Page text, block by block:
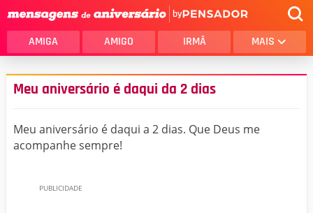
by
AMIGA AMIGO IRMÃ MAIS
Meu aniversário é daqui da 2 dias
Meu aniversário é daqui a 2 dias. Que Deus me
acompanhe sempre!